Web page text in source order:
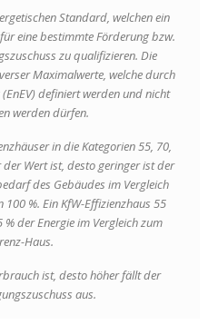
Standard, welchen ein
eine bestimmte Förderung bzw.
zu qualifizieren. Die
Maximalwerte, welche durch
definiert werden und nicht
werden dürfen.
in die Kategorien 55, 70,
Wert ist, desto geringer ist der
des Gebäudes im Vergleich
100 %. Ein KfW-Effizienzhaus 55
der Energie im Vergleich zum
Haus.
ist, desto höher fällt der
aus.